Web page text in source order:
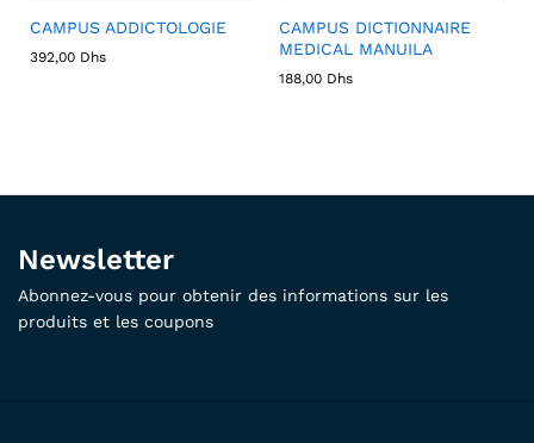
CAMPUS ADDICTOLOGIE
392,00 Dhs
CAMPUS DICTIONNAIRE
MEDICAL MANUILA
188,00 Dhs
Newsletter
Abonnez-vous pour obtenir des informations sur les
produits et les coupons